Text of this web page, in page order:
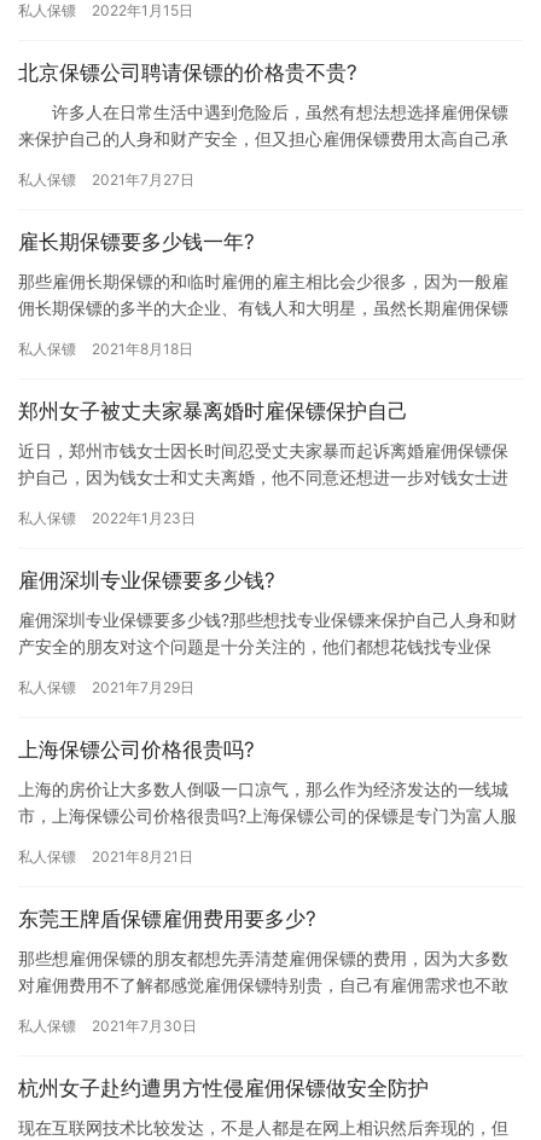
费用也…
私人保镖 2022年1月15日
北京保镖公司聘请保镖的价格贵不贵?
许多人在日常生活中遇到危险后，虽然有想法想选择雇佣保镖
来保护自己的人身和财产安全，但又担心雇佣保镖费用太高自己承
解下…
私人保镖 2021年7月27日
雇长期保镖要多少钱一年?
那些雇佣长期保镖的和临时雇佣的雇主相比会少很多，因为一般雇
佣长期保镖的多半的大企业、有钱人和大明星，虽然长期雇佣保镖
年?我…
私人保镖 2021年8月18日
郑州女子被丈夫家暴离婚时雇保镖保护自己
近日，郑州市钱女士因长时间忍受丈夫家暴而起诉离婚雇佣保镖保
护自己，因为钱女士和丈夫离婚，他不同意还想进一步对钱女士进
安全想…
私人保镖 2022年1月23日
雇佣深圳专业保镖要多少钱?
雇佣深圳专业保镖要多少钱?那些想找专业保镖来保护自己人身和财
产安全的朋友对这个问题是十分关注的，他们都想花钱找专业保
那雇佣…
私人保镖 2021年7月29日
上海保镖公司价格很贵吗?
上海的房价让大多数人倒吸一口凉气，那么作为经济发达的一线城
市，上海保镖公司价格很贵吗?上海保镖公司的保镖是专门为富人服
服…
私人保镖 2021年8月21日
东莞王牌盾保镖雇佣费用要多少?
那些想雇佣保镖的朋友都想先弄清楚雇佣保镖的费用，因为大多数
对雇佣费用不了解都感觉雇佣保镖特别贵，自己有雇佣需求也不敢
下吧…
私人保镖 2021年7月30日
杭州女子赴约遭男方性侵雇佣保镖做安全防护
现在互联网技术比较发达，不是人都是在网上相识然后奔现的，但